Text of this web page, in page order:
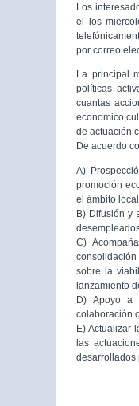
Los
el los
por correo
La principal
políticas
cuantas
de actuación
De acuerdo
A)
promoción
el ámbito
B) Difusión y
C)
consolidación
sobre la
lanzamiento
D) Apoyo a
colaboración
E) Actualizar
las
desarrollados